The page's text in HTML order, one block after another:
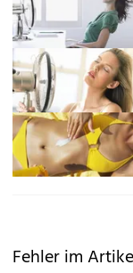
Fehler im